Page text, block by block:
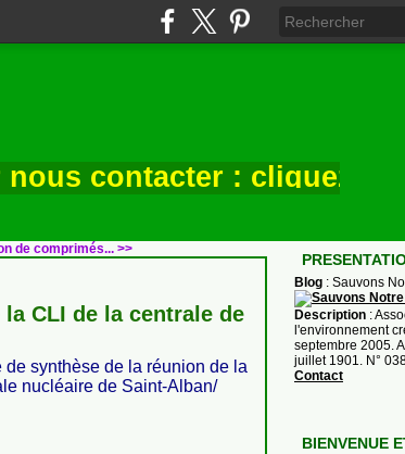
contacter : cliquez ici
de comprimés... >>
CLI de la centrale de
synthèse de la réunion de la
nucléaire de Saint-Alban/
Blog : Sauvons
Description :
l'environnement
septembre 2005.
juillet 1901. N°
Contact
BIENVENUE